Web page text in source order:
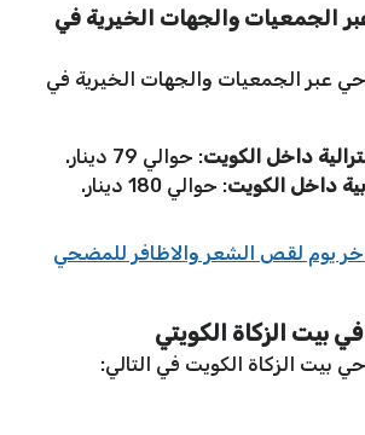
الجمعيات والجهات الخيرية في
عبر الجمعيات والجهات الخيرية في
داخل الكويت: حوالي 79 دينار.
داخل الكويت: حوالي 180 دينار.
يوم لقص الشعر والاظافر للمضحي
بيت الزكاة الكويتي
بيت الزكاة الكويت في التالي: